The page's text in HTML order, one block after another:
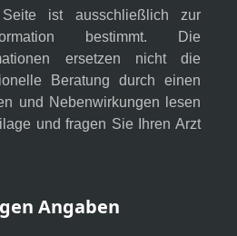
ist ausschließlich zur
bestimmt. Die
ersetzen nicht die
Beratung durch einen
und Nebenwirkungen lesen
und fragen Sie Ihren Arzt
Angaben